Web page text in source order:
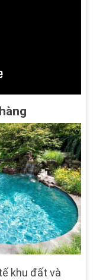
khu đất và